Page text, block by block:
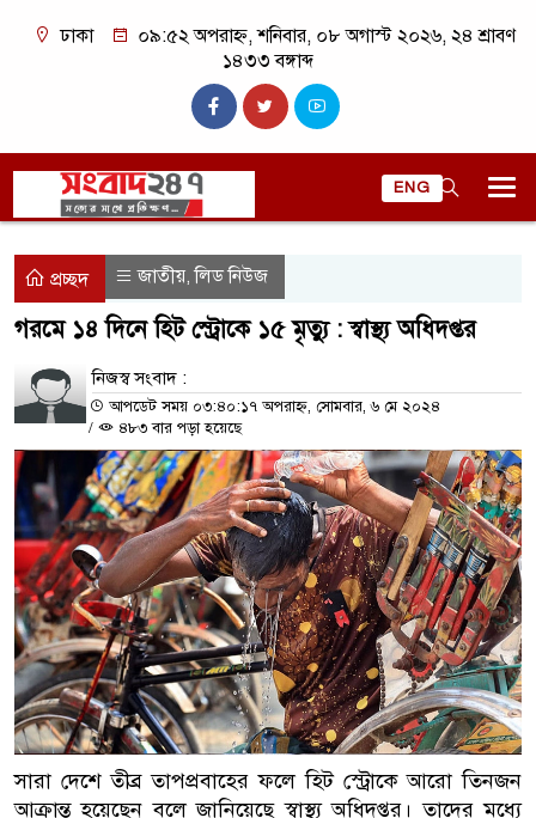
ঢাকা
০৯:৫২ অপরাহ্ন, শনিবার, ০৮ অগাস্ট ২০২৬, ২৪ শ্রাবণ
১৪৩৩ বঙ্গাব্দ
ENG
প্রচ্ছদ জাতীয়,লিড নিউজ
গরমে ১৪ দিনে হিট স্ট্রোকে ১৫ মৃত্যু : স্বাস্থ্য অধিদপ্তর
নিজস্ব সংবাদ :
আপডেট সময় ০৩:৪০:১৭ অপরাহ্ন, সোমবার, ৬ মে ২০২৪
/
৪৮৩ বার পড়া হয়েছে
সারা দেশে তীব্র তাপপ্রবাহের ফলে হিট স্ট্রোকে আরো তিনজন
আক্রান্ত হয়েছেন বলে জানিয়েছে স্বাস্থ্য অধিদপ্তর। তাদের মধ্যে